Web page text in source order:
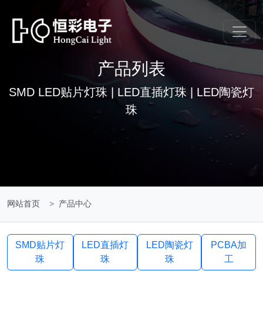
产品列表
SMD LED贴片灯珠 | LED直插灯珠 | LED陶瓷灯
珠
网站首页 产品中心
SMD贴片灯
珠
LED直插灯
珠
LED陶瓷灯
珠
PCBA加
工